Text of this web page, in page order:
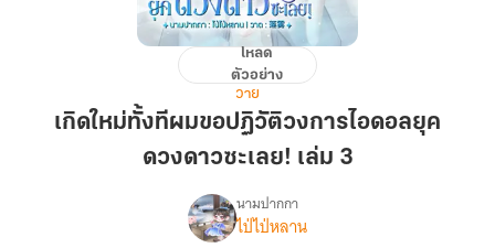
ทั้งที
ขอ
โหลด
ตัวอย่าง
วาย
เกิดใหม่ทั้งทีผมขอปฏิวัติวงการไอดอลยุค
ดวงดาวซะเลย! เล่ม 3
เรื่อง
นามปากกา
ไป่ไป่หลาน